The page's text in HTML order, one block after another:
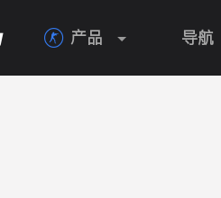
 产品 导航